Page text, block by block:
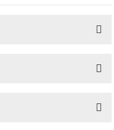
sorulmamış.